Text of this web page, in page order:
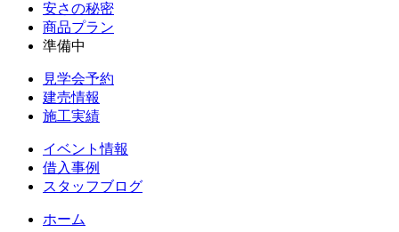
安さの秘密
商品プラン
準備中
見学会予約
建売情報
施工実績
イベント情報
借入事例
スタッフブログ
ホーム